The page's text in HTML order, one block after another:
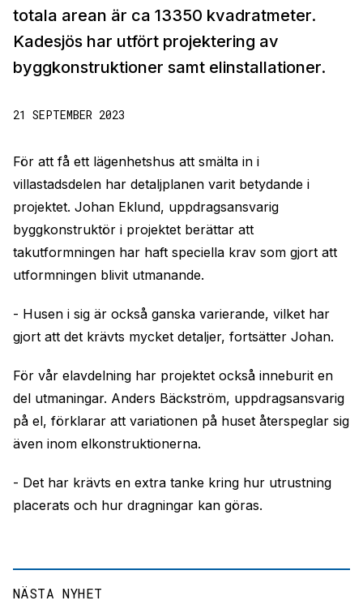
totala arean är ca 13350 kvadratmeter.
Kadesjös har utfört projektering av
byggkonstruktioner samt elinstallationer.
21 SEPTEMBER 2023
För att få ett lägenhetshus att smälta in i
villastadsdelen har detaljplanen varit betydande i
projektet. Johan Eklund, uppdragsansvarig
byggkonstruktör i projektet berättar att
takutformningen har haft speciella krav som gjort att
utformningen blivit utmanande.
- Husen i sig är också ganska varierande, vilket har
gjort att det krävts mycket detaljer, fortsätter Johan.
För vår elavdelning har projektet också inneburit en
del utmaningar. Anders Bäckström, uppdragsansvarig
på el, förklarar att variationen på huset återspeglar sig
även inom elkonstruktionerna.
- Det har krävts en extra tanke kring hur utrustning
placerats och hur dragningar kan göras.
NÄSTA NYHET